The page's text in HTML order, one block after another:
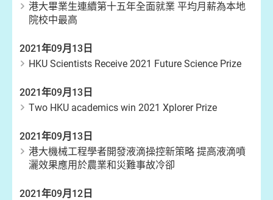
港大畢業生連續第十五年全面就業 平均月薪為本地
院校中最高
2021年09月13日
HKU Scientists Receive 2021 Future Science Prize
2021年09月13日
Two HKU academics win 2021 Xplorer Prize
2021年09月13日
港大機械工程學者開發液滴操控新策略 提高液滴噴
灑效果應用於農業和災難事故冷卻
2021年09月12日